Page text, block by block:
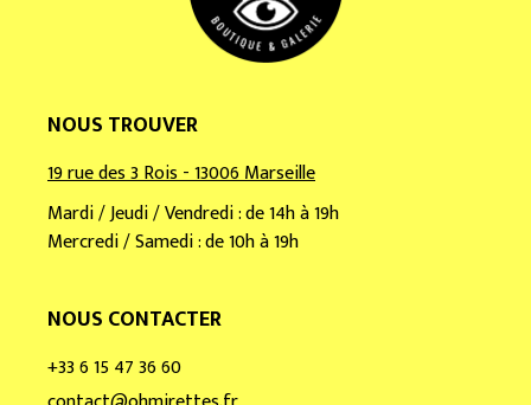
NOUS TROUVER
19 rue des 3 Rois - 13006 Marseille
Mardi / Jeudi / Vendredi : de 14h à 19h
Mercredi / Samedi : de 10h à 19h
NOUS CONTACTER
+33 6 15 47 36 60